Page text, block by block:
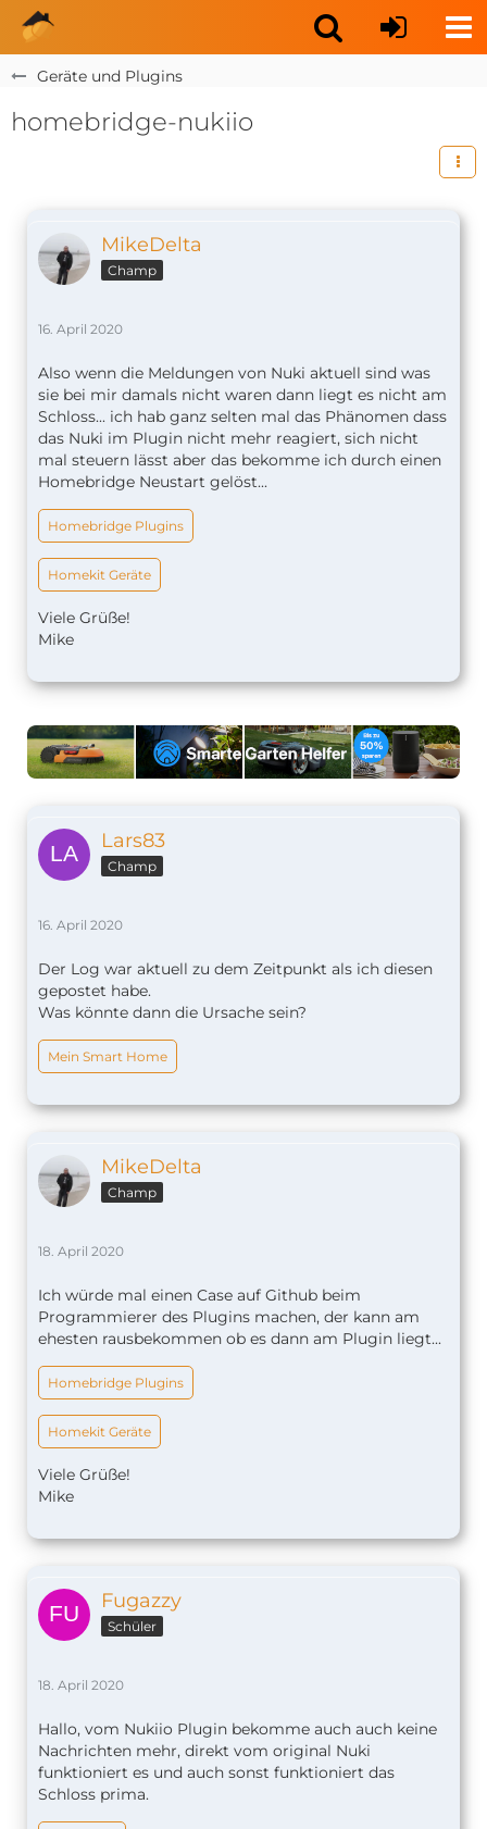
Geräte und Plugins
homebridge-nukiio
MikeDelta
Champ
16. April 2020
Also wenn die Meldungen von Nuki aktuell sind was
sie bei mir damals nicht waren dann liegt es nicht am
Schloss... ich hab ganz selten mal das Phänomen dass
das Nuki im Plugin nicht mehr reagiert, sich nicht
mal steuern lässt aber das bekomme ich durch einen
Homebridge Neustart gelöst...
Homebridge Plugins
Homekit Geräte
Viele Grüße!
Mike
Lars83
Champ
16. April 2020
Der Log war aktuell zu dem Zeitpunkt als ich diesen
gepostet habe.
Was könnte dann die Ursache sein?
Mein Smart Home
MikeDelta
Champ
18. April 2020
Ich würde mal einen Case auf Github beim
Programmierer des Plugins machen, der kann am
ehesten rausbekommen ob es dann am Plugin liegt...
Homebridge Plugins
Homekit Geräte
Viele Grüße!
Mike
Fugazzy
Schüler
18. April 2020
Hallo, vom Nukiio Plugin bekomme auch auch keine
Nachrichten mehr, direkt vom original Nuki
funktioniert es und auch sonst funktioniert das
Schloss prima.